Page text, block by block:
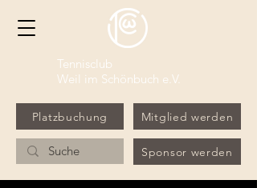
Tennisclub
Weil im Schönbuch e.V.
Platzbuchung Mitglied werden
Sponsor werden